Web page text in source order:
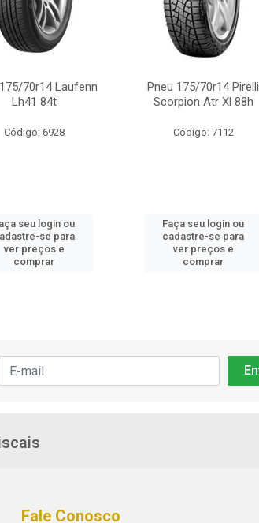
70r14 Laufenn
Lh41 84t
Código: 6928
seu login ou
se para
ver preços e
comprar
Pneu 175/70r14 Pirelli
Scorpion Atr Xl 88h
Código: 7112
Faça seu login ou
cadastre-se para
ver preços e
comprar
Fale Conosco